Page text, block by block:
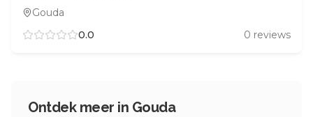
Gouda
0.0 0 reviews
Ontdek meer in Gouda